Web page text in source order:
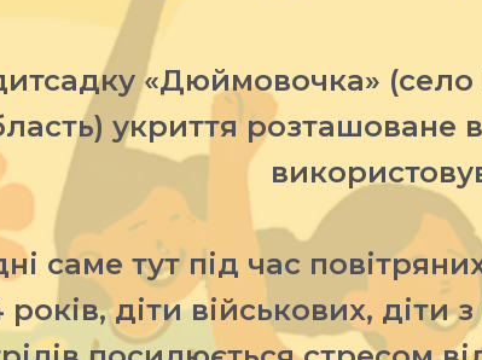
«Дюймовочка» (село
укриття розташоване
саме тут під час
діти військових,